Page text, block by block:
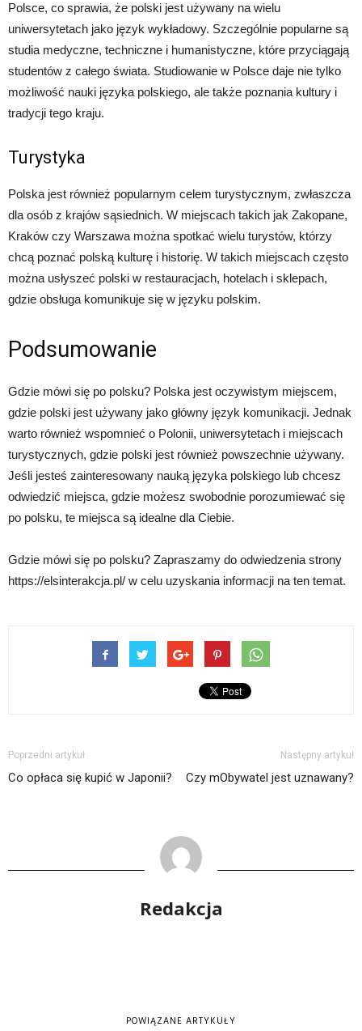
Polsce, co sprawia, że polski jest używany na wielu
uniwersytetach jako język wykładowy. Szczególnie popularne są
studia medyczne, techniczne i humanistyczne, które przyciągają
studentów z całego świata. Studiowanie w Polsce daje nie tylko
możliwość nauki języka polskiego, ale także poznania kultury i
tradycji tego kraju.
Turystyka
Polska jest również popularnym celem turystycznym, zwłaszcza
dla osób z krajów sąsiednich. W miejscach takich jak Zakopane,
Kraków czy Warszawa można spotkać wielu turystów, którzy
chcą poznać polską kulturę i historię. W takich miejscach często
można usłyszeć polski w restauracjach, hotelach i sklepach,
gdzie obsługa komunikuje się w języku polskim.
Podsumowanie
Gdzie mówi się po polsku? Polska jest oczywistym miejscem,
gdzie polski jest używany jako główny język komunikacji. Jednak
warto również wspomnieć o Polonii, uniwersytetach i miejscach
turystycznych, gdzie polski jest również powszechnie używany.
Jeśli jesteś zainteresowany nauką języka polskiego lub chcesz
odwiedzić miejsca, gdzie możesz swobodnie porozumiewać się
po polsku, te miejsca są idealne dla Ciebie.
Gdzie mówi się po polsku? Zapraszamy do odwiedzenia strony
https://elsinterakcja.pl/ w celu uzyskania informacji na ten temat.
Poprzedni artykuł
Co opłaca się kupić w Japonii?
Następny artykuł
Czy mObywatel jest uznawany?
Redakcja
POWIĄZANE ARTYKUŁY